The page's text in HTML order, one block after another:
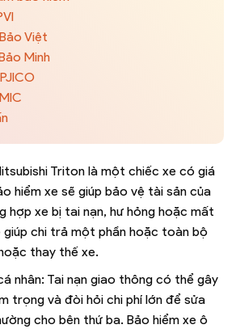
Việt
Minh
Triton là một chiếc xe có giá
hiểm xe sẽ giúp bảo vệ tài sản của
hợp xe bị tai nạn, hư hỏng hoặc mất
giúp chi trả một phần hoặc toàn bộ
thay thế xe.
nhân: Tai nạn giao thông có thể gây
trọng và đòi hỏi chi phí lớn để sửa
cho bên thứ ba. Bảo hiểm xe ô